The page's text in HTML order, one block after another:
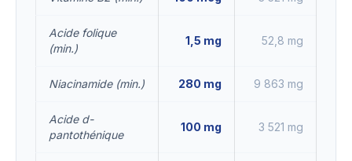
Acide folique
(min.)
1,5 mg 52,8 mg
Niacinamide (min.) 280 mg 9 863 mg
Acide d-
pantothénique
100 mg 3 521 mg